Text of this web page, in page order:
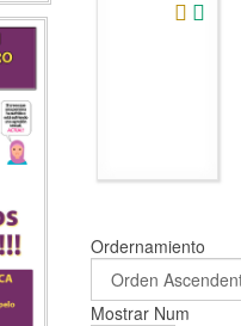
Ordernamiento
Mostrar Num